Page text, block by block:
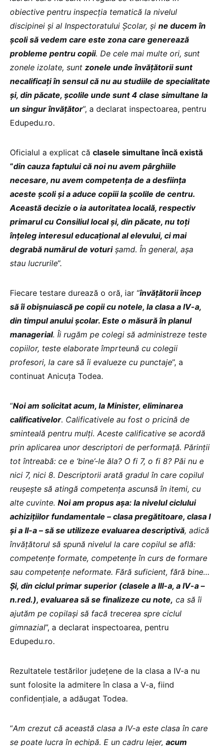
obiective pentru inspecția tematică la nivelul
discipinei și al Inspectoratului Școlar, și ne ducem în
școli să vedem care este zona care generează
probleme pentru copii. De cele mai multe ori, sunt
zonele izolate, sunt zonele unde învățătorii sunt
necalificați în sensul că nu au studiile de specialitate
și, din păcate, școlile unde sunt 4 clase simultane la
un singur învățător”, a declarat inspectoarea, pentru
Edupedu.ro.
Oficialul a explicat că clasele simultane încă există
“din cauza faptului că noi nu avem pârghiile
necesare, nu avem competența de a desființa
aceste școliși a aduce copiii la școlile de centru.
Această decizie o ia autoritatea locală, respectiv
primarul cu Consiliul local și, din păcate, nu toți
înțeleg interesul educațional al elevului, ci mai
degrabă numărul de voturișamd. În general, așa
stau lucrurile”.
Fiecare testare durează o oră, iar “învățătorii încep
să îi obișnuiască pe copii cu notele, la clasa a IV-a,
din timpul anului școlar. Este o măsură în planul
managerial. Îi rugăm pe colegi să administreze teste
copiilor, teste elaborate împrteună cu colegii
profesori, la care să îi evalueze cu punctaje”, a
continuat Anicuța Todea.
“Noi am solicitat acum, la Minister, eliminarea
calificativelor. Calificativele au fost o pricină de
sminteală pentru mulți. Aceste calificative se acordă
prin aplicarea unor descriptori de performață. Părinții
tot întreabă: ce e ‘bine’-le ăla? O fi 7, o fi 8? Păi nu e
nici 7, nici 8. Descriptorii arată gradul în care copilul
reușește să atingă competența ascunsă în itemi, cu
alte cuvinte. Noi am propus așa: la nivelul ciclului
achizițiilor fundamentale – clasa pregătitoare, clasa I
și a II-a – să se utilizeze evaluarea descriptivă, adică
învățătorul să spună nivelul la care copilul se află:
competențe formate, competențe în curs de formare
sau competențe neformate. Fără suficient, fără bine…
Și, din ciclul primar superior (clasele a III-a, a IV-a –
n.red.), evaluarea să se finalizeze cu note, ca să îi
ajutăm pe copilași să facă trecerea spre ciclul
gimnazial”, a declarat inspectoarea, pentru
Edupedu.ro.
Rezultatele testărilor județene de la clasa a IV-a nu
sunt folosite la admitere în clasa a V-a, fiind
confidențiale, a adăugat Todea.
“Am crezut că această clasa a IV-a este clasa în care
se poate lucra în echipă. E un cadru lejer, acum